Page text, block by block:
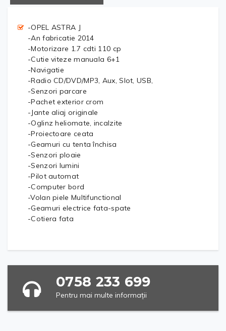
-OPEL ASTRA J
-An fabricatie 2014
-Motorizare 1.7 cdti 110 cp
-Cutie viteze manuala 6+1
-Navigatie
-Radio CD/DVD/MP3, Aux, Slot, USB,
-Senzori parcare
-Pachet exterior crom
-Jante aliaj originale
-Oglinz heliomate, incalzite
-Proiectoare ceata
-Geamuri cu tenta închisa
-Senzori ploaie
-Senzori lumini
-Pilot automat
-Computer bord
-Volan piele Multifunctional
-Geamuri electrice fata-spate
-Cotiera fata
0758 233 699
Pentru mai multe informații